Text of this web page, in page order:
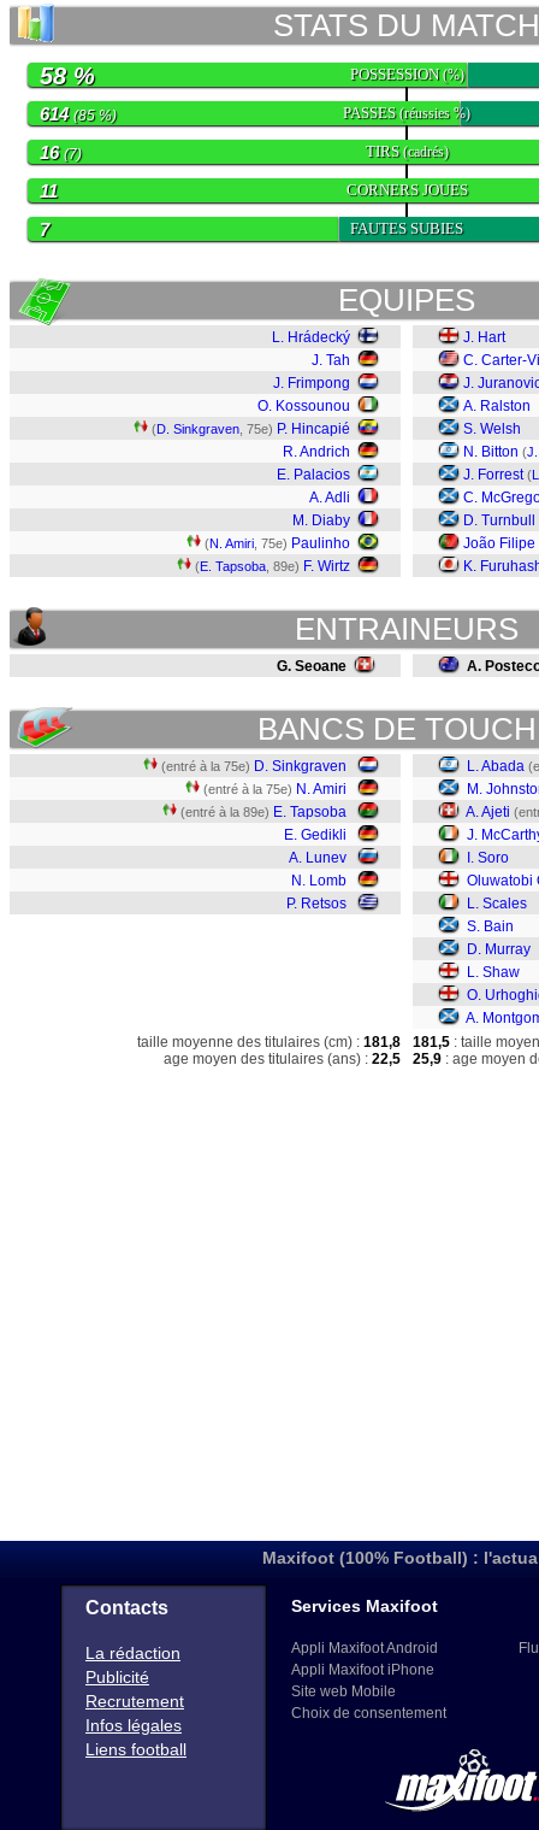
STATS DU MATCH
POSSESSION(%)
58 %
PASSES(réussies %)
614 (85 %)
TIRS(cadrés)
16(7)
CORNERS JOUES
11
FAUTES SUBIES
7
EQUIPES
L. Hrádecký
J. Tah
J. Frimpong
O. Kossounou
(D. Sinkgraven , 75e) P. Hincapié
R. Andrich
E. Palacios
A. Adli
M. Diaby
(N. Amiri , 75e) Paulinho
(E. Tapsoba , 89e) F. Wirtz
J. Hart
C. Carter-
J.
A. Ralston
S. Welsh
N. Bitton (
J. Forrest (
C.
D. Turnbull
João Filipe
K.
ENTRAINEURS
G. Seoane A.
BANCS DE
(entré à la 75e) D. Sinkgraven
(entré à la 75e) N. Amiri
(entré à la 89e) E. Tapsoba
E. Gedikli
A. Lunev
N. Lomb
P. Retsos
L. Abada
M.
A. Ajeti
J.
I. Soro
Oluwatobi
L. Scales
S. Bain
D. Murray
L. Shaw
O.
A.
taille moyenne des titulaires (cm) : 181,8
age moyen des titulaires (ans) : 22,5
181,5 : taille
25,9 : age moyen
Maxifoot (100% Football) :
Contacts
La rédaction
Publicité
Recrutement
Infos légales
Liens football
Services Maxifoot
Appli Maxifoot Android
Appli Maxifoot iPhone
Site web Mobile
Choix de consentement